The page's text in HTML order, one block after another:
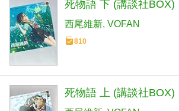
死物語 下 (講談社BOX)
西尾維新 VOFAN
810
死物語 上 (講談社BOX)